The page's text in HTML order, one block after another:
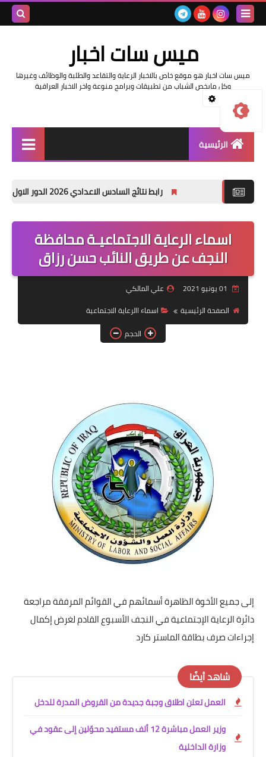
الإلكترونية
ميس سات اخبار
هو موقع خاص بالاخبار الرعاية والتقاعد والطلبة والوظائف وغيرها
مايخص الشباب من تطبيقات وبرامج منوعة واخر الاخبار العراقية
اخبار وزارة التربية والتعليم
اخبار وزارة العمل وهيئة
التقاعد
قسم التطبيقات
قطع الاراضي
رابط نتائج السادس الاعدادي 2026 الدور الاول في العراق | موقع نتائجنا
الرعاية الاجتماعيـة محافظة
النجف عن طريق النائب حسن رزاق
علي المالكي
الرئيسية
اسماء االرعاية الاجتماعية
الأخوة الظاهرة أسمائهم في القوائم المرفقة مراجعة
الإجتماعية في النجف الأسبوع القادم لغرض إكمال
صرف بطاقة الماستر كارد
أيضًا
العمل تعلن اطلاق وجبة جديدة من القروض المدرة للدخل
وزير العمل مباشرة 12 ألف مستفيد محوّلين إلى عقود في
وزارة الداخلية